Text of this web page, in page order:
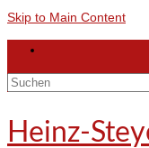
Skip to Main Content
Suchen
Heinz-